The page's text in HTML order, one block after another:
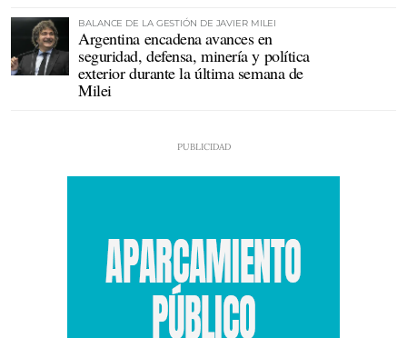
BALANCE DE LA GESTIÓN DE JAVIER MILEI
Argentina encadena avances en
seguridad, defensa, minería y política
exterior durante la última semana de
Milei